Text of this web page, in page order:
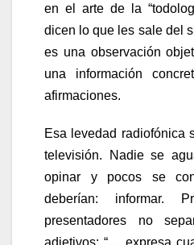
en el arte de la
dicen lo que les sale del
es una observación
una información
afirmaciones.
Esa levedad radiofónica
televisión. Nadie se
opinar y pocos se
deberían: informar.
presentadores no
adjetivos: “… expresa